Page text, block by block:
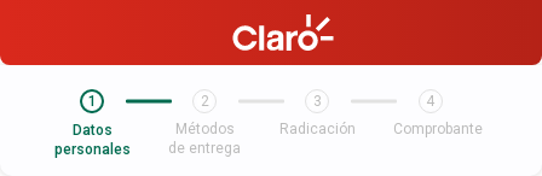
1
Datos
personales
2
Métodos
de entrega
3
Radicación
4
Comprobante